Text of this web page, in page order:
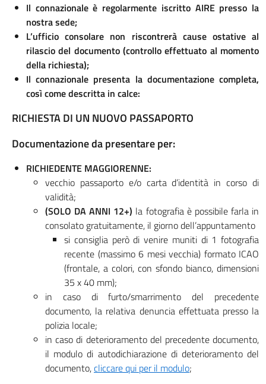
Il connazionale è regolarmente iscritto AIRE presso la
nostra sede;
L’ufficio consolare non riscontrerà cause ostative al
rilascio del documento (controllo effettuato al momento
della richiesta);
Il connazionale presenta la documentazione completa,
così come descritta in calce:
RICHIESTA DI UN NUOVO PASSAPORTO
Documentazione da presentare per:
RICHIEDENTE MAGGIORENNE:
vecchio passaporto e/o carta d’identità in corso di
validità;
(SOLO DA ANNI 12+) la fotografia è possibile farla in
consolato gratuitamente, il giorno dell’appuntamento
si consiglia però di venire muniti di 1 fotografia
recente (massimo 6 mesi vecchia) formato ICAO
(frontale, a colori, con sfondo bianco, dimensioni
35 x 40 mm);
in caso di furto/smarrimento del precedente
documento, la relativa denuncia effettuata presso la
polizia locale;
in caso di deterioramento del precedente documento,
il modulo di autodichiarazione di deterioramento del
documento,cliccare qui per il modulo;